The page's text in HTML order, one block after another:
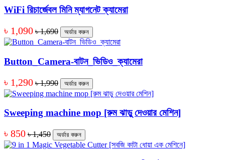
WiFi রিচার্জেবল মিনি ম্যাগনেট ক্যামেরা
৳ 1,090 ৳ 1,690 অর্ডার করুন
Button_Camera-বাটন_ভিডিও_ক্যামেরা
৳ 1,290 ৳ 1,990 অর্ডার করুন
Sweeping machine mop [রুম ঝাড়ু দেওয়ার মেশিন]
৳ 850 ৳ 1,450 অর্ডার করুন